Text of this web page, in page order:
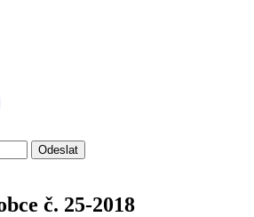
Odeslat
č. 25-2018